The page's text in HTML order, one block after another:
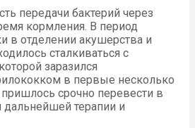
передачи бактерий через
кормления. В период
в отделении акушерства и
сталкиваться с
заразился
в первые несколько
срочно перевести в
дальнейшей терапии и